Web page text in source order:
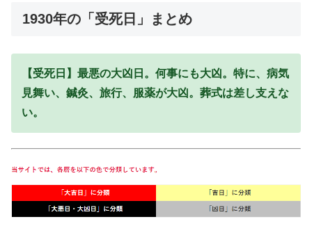
1930年の「受死日」まとめ
【受死日】最悪の大凶日。何事にも大凶。特に、病気
見舞い、鍼灸、旅行、服薬が大凶。葬式は差し支えな
い。